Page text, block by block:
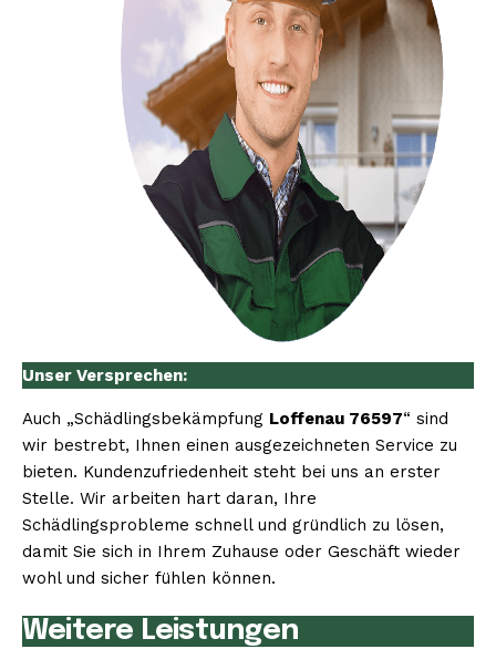
Unser Versprechen:
Auch „Schädlingsbekämpfung Loffenau 76597“ sind
wir bestrebt, Ihnen einen ausgezeichneten Service zu
bieten. Kundenzufriedenheit steht bei uns an erster
Stelle. Wir arbeiten hart daran, Ihre
Schädlingsprobleme schnell und gründlich zu lösen,
damit Sie sich in Ihrem Zuhause oder Geschäft wieder
wohl und sicher fühlen können.
Weitere Leistungen